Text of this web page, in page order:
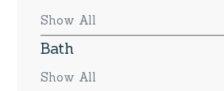
Show All
Bath
Show All